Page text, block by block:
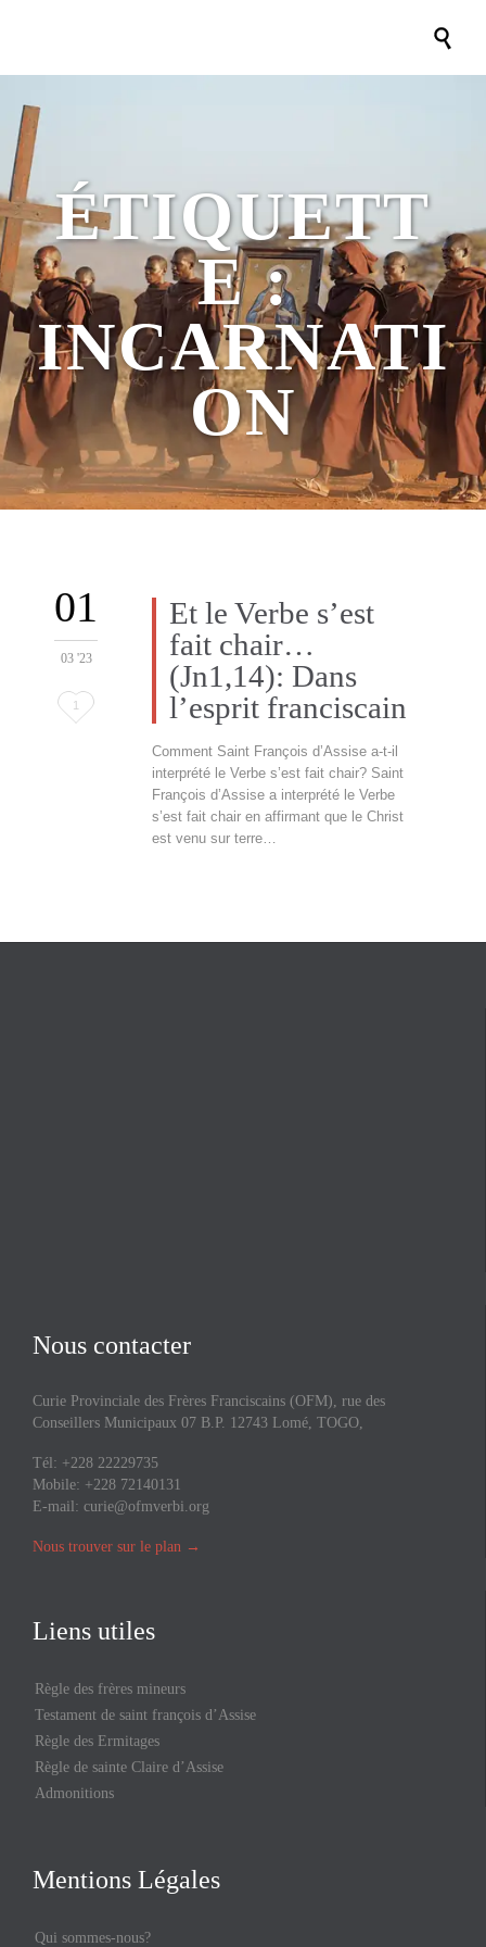

ÉTIQUETT
E :
INCARNATI
ON
01
03 '23
L'amour
1
Et le Verbe s’est
fait chair…
(Jn1,14): Dans
l’esprit franciscain
Comment Saint François d’Assise a-t-il
interprété le Verbe s’est fait chair? Saint
François d’Assise a interprété le Verbe
s’est fait chair en affirmant que le Christ
est venu sur terre…
Nous contacter
Curie Provinciale des Frères Franciscains (OFM), rue des
Conseillers Municipaux 07 B.P. 12743 Lomé, TOGO,
Tél: +228 22229735
Mobile: +228 72140131
E-mail: curie@ofmverbi.org
Nous trouver sur le plan →
Liens utiles
Règle des frères mineurs
Testament de saint françois d’Assise
Règle des Ermitages
Règle de sainte Claire d’Assise
Admonitions
Mentions Légales
Qui sommes-nous?